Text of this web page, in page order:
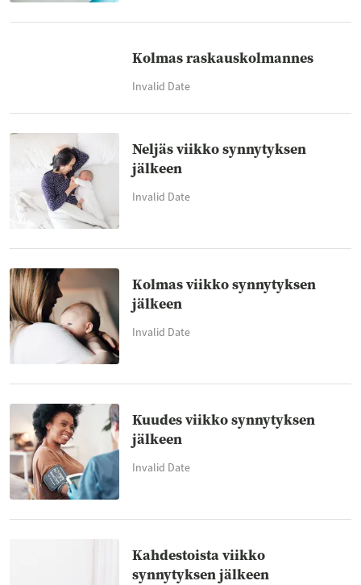
Kolmas raskauskolmannes
Invalid Date
Neljäs viikko synnytyksen
jälkeen
Invalid Date
Kolmas viikko synnytyksen
jälkeen
Invalid Date
Kuudes viikko synnytyksen
jälkeen
Invalid Date
Kahdestoista viikko
synnytyksen jälkeen